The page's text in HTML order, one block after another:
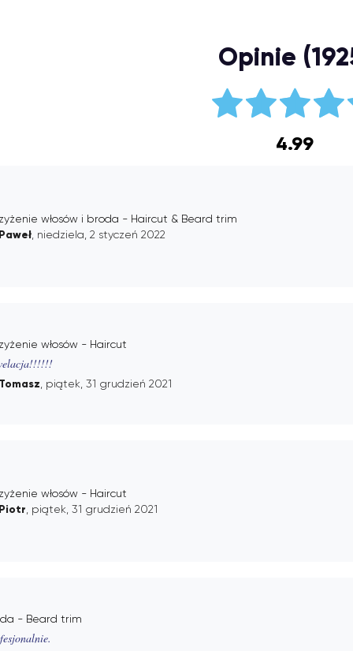
Opinie
4.99
włosów i broda - Haircut & Beard trim
Paweł , niedziela, 2 styczeń 2022
włosów - Haircut
Tomasz , piątek, 31 grudzień 2021
włosów - Haircut
Piotr , piątek, 31 grudzień 2021
- Beard trim